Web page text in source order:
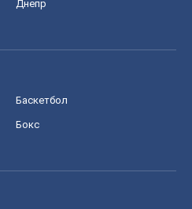
Днепр
Баскетбол
Бокс